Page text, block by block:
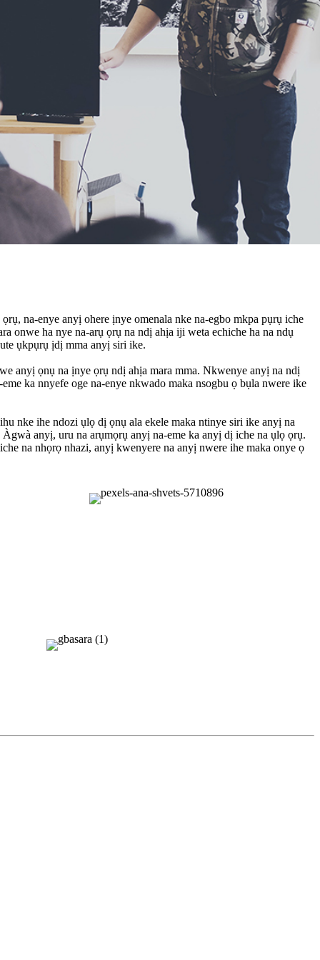
na-enye anyị ohere ịnye omenala nke na-egbo mkpa pụrụ iche
onwe ha nye na-arụ ọrụ na ndị ahịa iji weta echiche ha na ndụ
ụkpụrụ ịdị mma anyị siri ike.
anyị ọnụ na ịnye ọrụ ndị ahịa mara mma. Nkwenye anyị na ndị
ka nnyefe oge na-enye nkwado maka nsogbu ọ bụla nwere ike
nke ihe ndozi ụlọ dị ọnụ ala ekele maka ntinye siri ike anyị na
anyị, uru na arụmọrụ anyị na-eme ka anyị dị iche na ụlọ ọrụ.
na nhọrọ nhazi, anyị kwenyere na anyị nwere ihe maka onye ọ